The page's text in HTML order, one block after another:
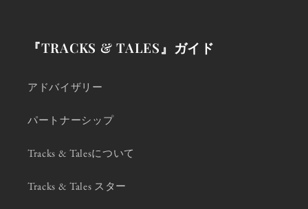
『TRACKS & TALES』ガイド
アドバイザリー
パートナーシップ
Tracks & Talesについて
Tracks & Tales スター